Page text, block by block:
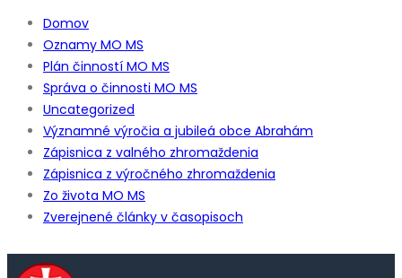
Domov
Oznamy MO MS
Plán činností MO MS
Správa o činnosti MO MS
Uncategorized
Významné výročia a jubileá obce Abrahám
Zápisnica z valného zhromaždenia
Zápisnica z výročného zhromaždenia
Zo života MO MS
Zverejnené články v časopisoch